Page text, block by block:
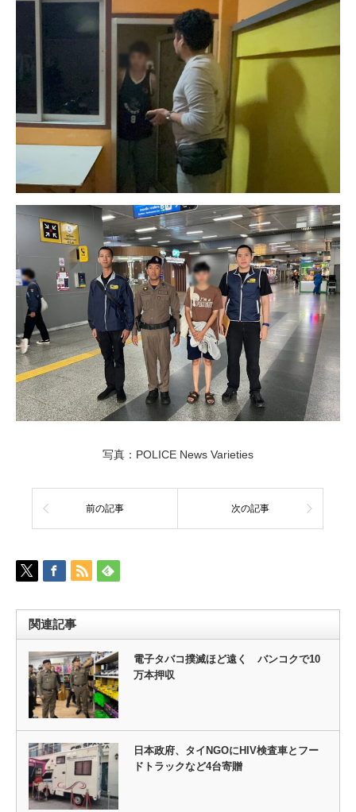
写真：POLICE News Varieties
前の記事 次の記事
関連記事
電子タバコ撲滅ほど遠く バンコクで10
万本押収
日本政府、タイNGOにHIV検査車とフー
ドトラックなど4台寄贈